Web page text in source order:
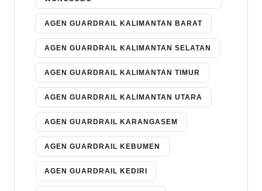
AGEN GUARDRAIL KALIMANTAN BARAT
AGEN GUARDRAIL KALIMANTAN SELATAN
AGEN GUARDRAIL KALIMANTAN TIMUR
AGEN GUARDRAIL KALIMANTAN UTARA
AGEN GUARDRAIL KARANGASEM
AGEN GUARDRAIL KEBUMEN
AGEN GUARDRAIL KEDIRI